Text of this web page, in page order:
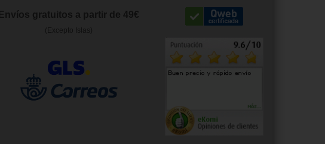
Envíos gratuitos a partir de 49€
(Excepto Islas)